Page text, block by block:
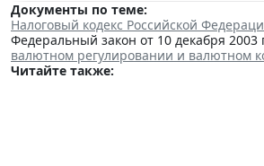
Документы по теме:
Налоговый кодекс Российской
Федеральный закон от 10 декабря 2003
валютном регулировании и валютном
Читайте также: